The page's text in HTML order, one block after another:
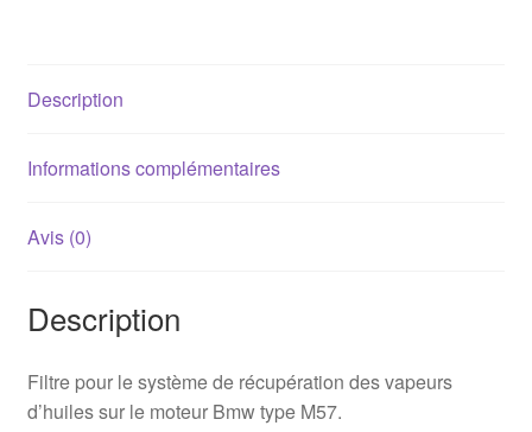
(M57D25,
Description
Informations complémentaires
Avis (0)
Description
Filtre pour le système de récupération des vapeurs
d’huiles sur le moteur Bmw type M57.